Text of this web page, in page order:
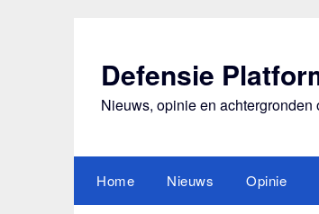
Defensie
Nieuws, opinie en achtergronden
Home Nieuws Opinie